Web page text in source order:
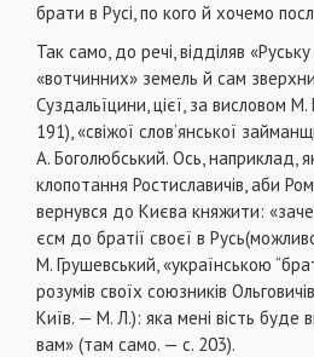
брати в Русі, по кого й хочемо
Так само, до речі, відділяв
«вотчинних» земель й сам
Суздальїцини, цієї, за висловом
191), «свіжої слов’янської
А. Боголюбський. Ось, наприклад,
клопотання Ростиславичів, аби
вернувся до Києва княжити:
єсм до братії своєї в
М. Грушевський, «українською
розумів своїх союзників
Київ. — М. Л.): яка мені вість буде
вам» (там само. — с. 203).